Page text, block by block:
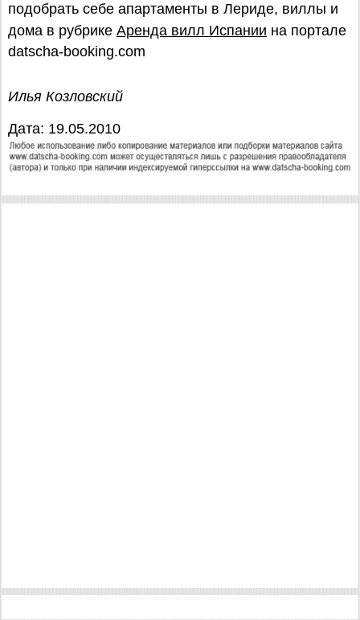
подобрать себе апартаменты в Лериде, виллы и
дома в рубрике Аренда вилл Испании на портале
datscha-booking.com
Илья Козловский
Дата: 19.05.2010